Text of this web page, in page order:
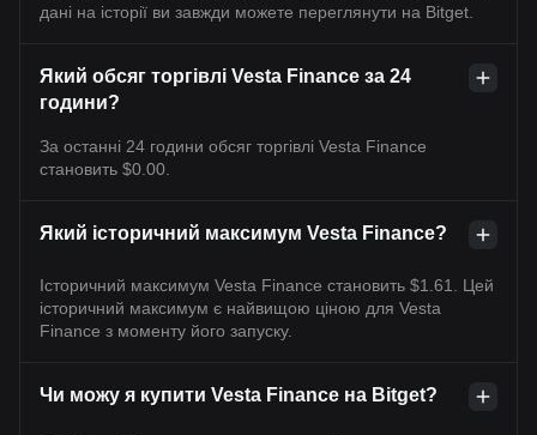
дані на історії ви завжди можете переглянути на Bitget.
Який обсяг торгівлі Vesta Finance за 24
години?
За останні 24 години обсяг торгівлі Vesta Finance
становить $0.00.
Який історичний максимум Vesta Finance?
Історичний максимум Vesta Finance становить $1.61. Цей
історичний максимум є найвищою ціною для Vesta
Finance з моменту його запуску.
Чи можу я купити Vesta Finance на Bitget?